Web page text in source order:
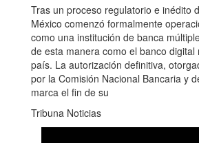
Tras un proceso regulatorio e inédito
México comenzó formalmente
como una institución de banca
de esta manera como el banco digital
país. La autorización definitiva,
por la Comisión Nacional Bancaria y
marca el fin de su
Tribuna Noticias